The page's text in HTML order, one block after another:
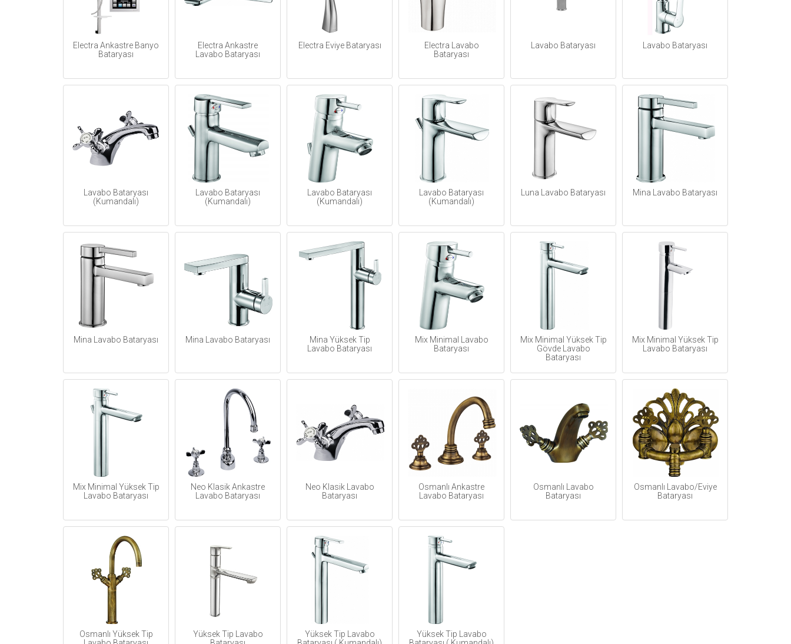
Electra Ankastre Banyo
Bataryası
Electra Ankastre
Lavabo Bataryası
Electra Eviye Bataryası
Electra Lavabo
Bataryası
Lavabo Bataryası Lavabo Bataryası
Lavabo Bataryası
(Kumandalı)
Lavabo Bataryası
(Kumandalı)
Lavabo Bataryası
(Kumandalı)
Lavabo Bataryası
(Kumandalı)
Luna Lavabo Bataryası Mina Lavabo Bataryası
Mina Lavabo Bataryası Mina Lavabo Bataryası
Mina Yüksek Tip
Lavabo Bataryası
Mix Minimal Lavabo
Bataryası
Mix Minimal Yüksek Tip
Gövde Lavabo
Bataryası
Mix Minimal Yüksek Tip
Lavabo Bataryası
Mix Minimal Yüksek Tip
Lavabo Bataryası
Neo Klasik Ankastre
Lavabo Bataryası
Neo Klasik Lavabo
Bataryası
Osmanlı Ankastre
Lavabo Bataryası
Osmanlı Lavabo
Bataryası
Osmanlı Lavabo/Eviye
Bataryası
Osmanlı Yüksek Tip
Yüksek Tip Lavabo
Yüksek Tip Lavabo
Yüksek Tip Lavabo